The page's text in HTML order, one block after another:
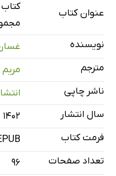
سه نامه از فلسطین
نامه‌ای از رمله
نامه‌ای از غزه
سبزوسرخ
سرزمین پرتقال‌های غمگین
کشته‌ای در موصل
عنوان کتاب
نویسنده
مترجم
ناشر چاپی
سال انتشار
۱۴۰۲
فرمت کتاب
تعداد صفحات
96